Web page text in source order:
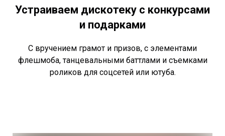
Устраиваем дискотеку с конкурсами
и подарками
С вручением грамот и призов, с элементами
флешмоба, танцевальными баттлами и съемками
роликов для соцсетей или ютуба.